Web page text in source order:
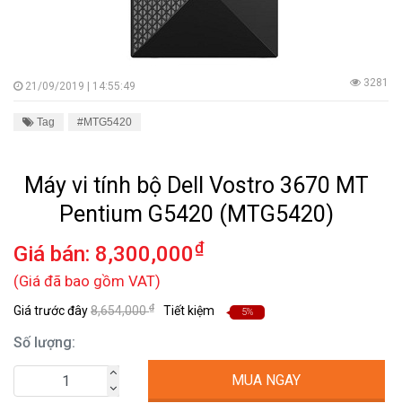
21/09/2019 | 14:55:49 3281
Tag #MTG5420
Máy vi tính bộ Dell Vostro 3670 MT
Pentium G5420 (MTG5420)
Giá bán: 8,300,000₫
(Giá đã bao gồm VAT)
Giá trước đây8,654,000₫ Tiết kiệm 5%
Số lượng:
MUA NGAY